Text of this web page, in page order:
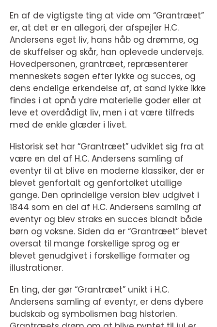
En af de vigtigste ting at vide om “Grantræet”
er, at det er en allegori, der afspejler H.C.
Andersens eget liv, hans håb og drømme, og
de skuffelser og skår, han oplevede undervejs.
Hovedpersonen, grantræet, repræsenterer
menneskets søgen efter lykke og succes, og
dens endelige erkendelse af, at sand lykke ikke
findes i at opnå ydre materielle goder eller at
leve et overdådigt liv, men i at være tilfreds
med de enkle glæder i livet.
Historisk set har “Grantræet” udviklet sig fra at
være en del af H.C. Andersens samling af
eventyr til at blive en moderne klassiker, der er
blevet genfortalt og genfortolket utallige
gange. Den oprindelige version blev udgivet i
1844 som en del af H.C. Andersens samling af
eventyr og blev straks en succes blandt både
børn og voksne. Siden da er “Grantræet” blevet
oversat til mange forskellige sprog og er
blevet genudgivet i forskellige formater og
illustrationer.
En ting, der gør “Grantræet” unikt i H.C.
Andersens samling af eventyr, er dens dybere
budskab og symbolismen bag historien.